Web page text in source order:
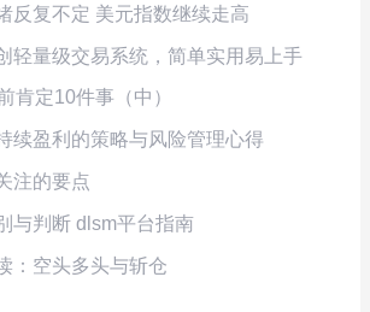
反复不定 美元指数继续走高
轻量级交易系统，简单实用易上手
肯定10件事（中）
续盈利的策略与风险管理心得
注的要点
与判断 dlsm平台指南
：空头多头与斩仓